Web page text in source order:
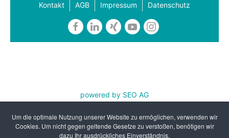
Um die optimale Nutzung unserer Website zu ermöglichen, verwenden wir
Cookies. Um nicht gegen geltende Gesetze zu verstoßen, benötigen wir
dazu Ihr ausdrückliches Einverständnis.
Kontakt
AGB Impressum Datenschutz
powered by SEO AG
9001:2015 und AZAV